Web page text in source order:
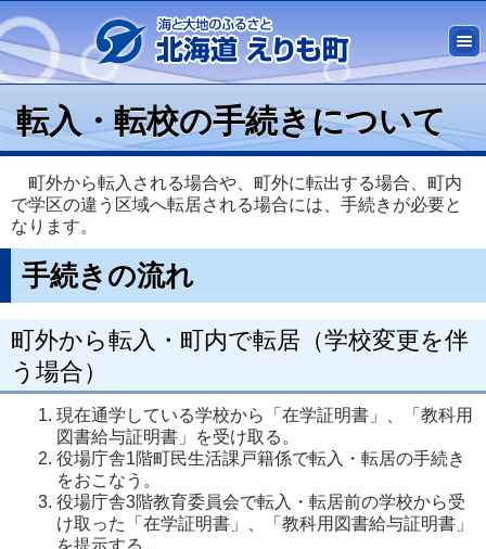
転入・転校の手続きについて
町外から転入される場合や、町外に転出する場合、町内
で学区の違う区域へ転居される場合には、手続きが必要と
なります。
手続きの流れ
町外から転入・町内で転居（学校変更を伴
う場合）
現在通学している学校から「在学証明書」、「教科用
図書給与証明書」を受け取る。
役場庁舎1階町民生活課戸籍係で転入・転居の手続き
をおこなう。
役場庁舎3階教育委員会で転入・転居前の学校から受
け取った「在学証明書」、「教科用図書給与証明書」
を提示する。